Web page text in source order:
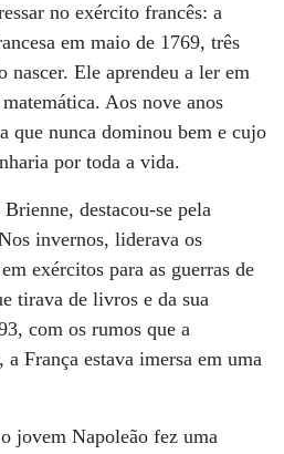
no exército francês: a
em maio de 1769, três
nascer. Ele aprendeu a ler em
Aos nove anos
que nunca dominou bem e cujo
por toda a vida.
destacou-se pela
invernos, liderava os
exércitos para as guerras de
tirava de livros e da sua
com os rumos que a
França estava imersa em uma
jovem Napoleão fez uma